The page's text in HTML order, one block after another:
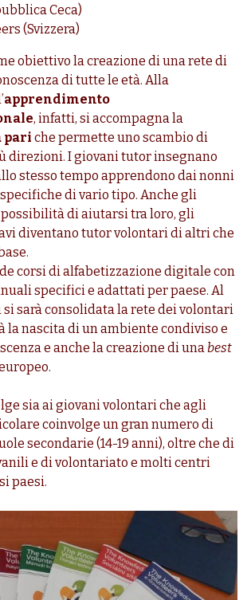
Ceca)
(Svizzera)
obiettivo la creazione di una rete di
di tutte le età. Alla
apprendimento
, infatti, si accompagna la
pari che permette uno scambio di
direzioni. I giovani tutor insegnano
stesso tempo apprendono dai nonni
di vario tipo. Anche gli
di aiutarsi tra loro, gli
diventano tutor volontari di altri che
corsi di alfabetizzazione digitale con
specifici e adattati per paese. Al
sarà consolidata la rete dei volontari
la nascita di un ambiente condiviso e
e anche la creazione di unabest
sia ai giovani volontari che agli
coinvolge un gran numero di
secondarie (14-19 anni), oltre che di
e di volontariato e molti centri
paesi.